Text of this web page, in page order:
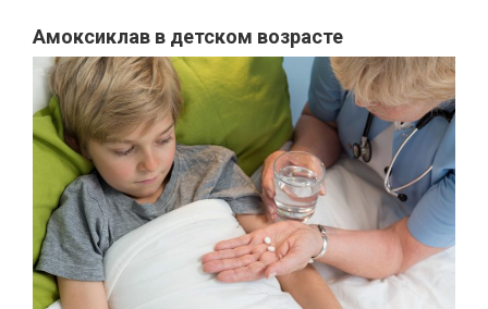
Амоксиклав в детском возрасте